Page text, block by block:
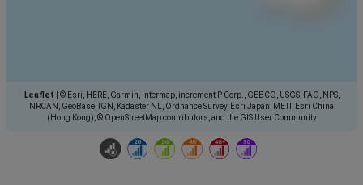
Leaflet
© Esri, HERE, Garmin, Intermap, increment P Corp., GEBCO, USGS, FAO, NPS,
NRCAN, GeoBase, IGN, Kadaster NL, Ordnance Survey, Esri Japan, METI, Esri China
(Hong Kong), © OpenStreetMap contributors, and the GIS User Community